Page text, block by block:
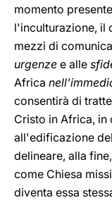
momento
l'inculturazione, il
mezzi di
urgenze e alle
Africa
consentirà di
Cristo in Africa,
all'edificazione
delineare, alla
come Chiesa
diventa essa